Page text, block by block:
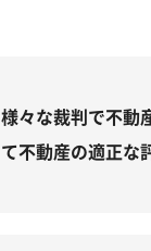
様々な裁判で不動
て不動産の適正な